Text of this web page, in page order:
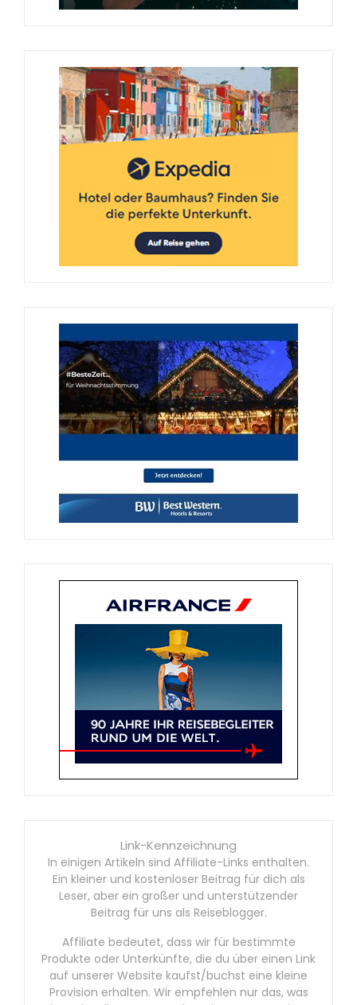
Link-Kennzeichnung
In einigen Artikeln sind Affiliate-Links enthalten.
Ein kleiner und kostenloser Beitrag für dich als
Leser, aber ein großer und unterstützender
Beitrag für uns als Reiseblogger.
Affiliate bedeutet, dass wir für bestimmte
Produkte oder Unterkünfte, die du über einen Link
auf unserer Website kaufst/buchst eine kleine
Provision erhalten. Wir empfehlen nur das, was